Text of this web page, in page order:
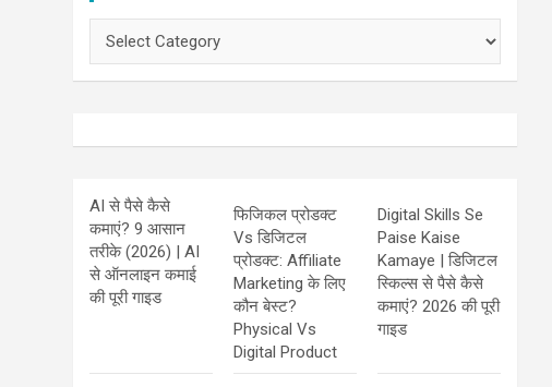
AI से पैसे कैसे
कमाएं? 9 आसान
तरीके (2026) | AI
से ऑनलाइन कमाई
की पूरी गाइड
फिजिकल प्रोडक्ट
Vs डिजिटल
प्रोडक्ट: Affiliate
Marketing के लिए
कौन बेस्ट?
Physical Vs
Digital Product
Digital Skills Se
Paise Kaise
Kamaye | डिजिटल
स्किल्स से पैसे कैसे
कमाएं? 2026 की पूरी
गाइड